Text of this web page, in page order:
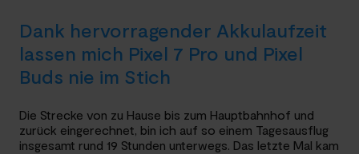
Dank hervorragender Akkulaufzeit
lassen mich Pixel 7 Pro und Pixel
Buds nie im Stich
Die Strecke von zu Hause bis zum Hauptbahnhof und
zurück eingerechnet, bin ich auf so einem Tagesausflug
insgesamt rund 19 Stunden unterwegs. Das letzte Mal kam